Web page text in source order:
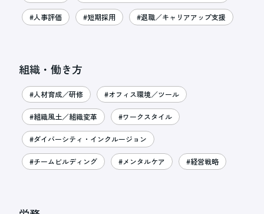
#人事評価 #短期採用 #退職／キャリアアップ支援
組織・働き方
#人材育成／研修 #オフィス環境／ツール
#組織風土／組織変革 #ワークスタイル
#ダイバーシティ・インクルージョン
#チームビルディング #メンタルケア #経営戦略